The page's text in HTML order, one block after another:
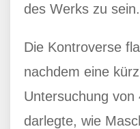
des Werks zu
Die Kontroverse
nachdem eine
Untersuchung von
darlegte, wie